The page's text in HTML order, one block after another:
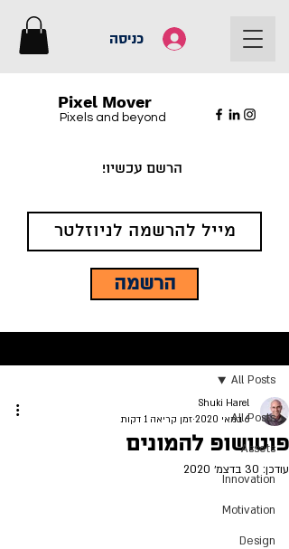
כניסה
Pixel Mover
Pixels and beyond
הרשם עכשיו!
הרשמה
All Posts
Assets
Innovation
Motivation
Design
All Posts
פוטושופ להמונים
Shuki Harel
6 במאי 2020
זמן קריאה 1 דקות
עודכן: 30 בדצמ׳ 2020